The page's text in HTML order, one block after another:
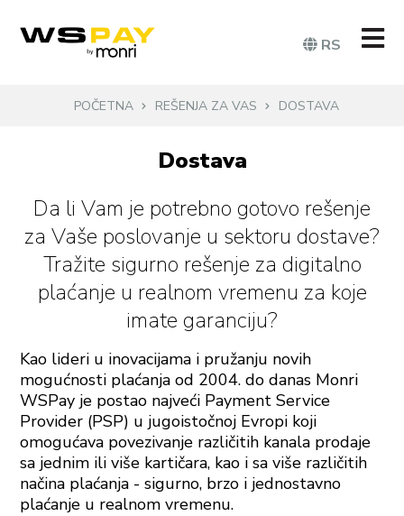
RS
POČETNA REŠENJA ZA VAS DOSTAVA
Dostava
Da li Vam je potrebno gotovo rešenje
za Vaše poslovanje u sektoru dostave?
Tražite sigurno rešenje za digitalno
plaćanje u realnom vremenu za koje
imate garanciju?
Kao lideri u inovacijama i pružanju novih
mogućnosti plaćanja od 2004. do danas Monri
WSPay je postao najveći Payment Service
Provider (PSP) u jugoistočnoj Evropi koji
omogućava povezivanje različitih kanala prodaje
sa jednim ili više kartičara, kao i sa više različitih
načina plaćanja - sigurno, brzo i jednostavno
plaćanje u realnom vremenu.